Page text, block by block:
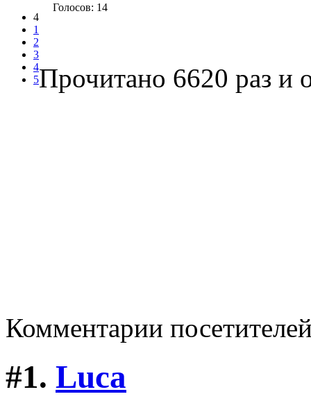
4
1
2
3
4
5
Голосов: 14
Прочитано 6620 раз и
Комментарии
#1. Luca